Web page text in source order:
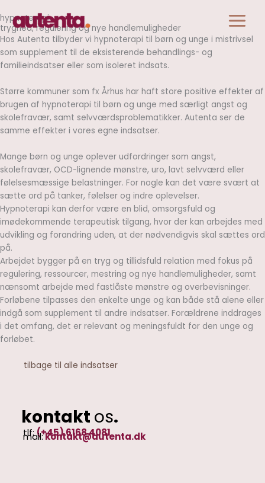
to
content
hypnoterapi.
tryghed, regulering og nye handlemuligheder
Hos Autenta tilbyder vi hypnoterapi til børn og unge i mistrivsel
som supplement til de eksisterende behandlings- og
familieindsatser eller som isoleret indsats.
Større kommuner som fx Århus har haft store positive effekter af
brugen af hypnoterapi til børn og unge med særligt angst og
skolefravær, samt selvværdsproblematikker. Autenta ser de
samme effekter i vores egne indsatser.
Mange børn og unge oplever udfordringer som angst,
skolefravær, OCD-lignende mønstre, uro, lavt selvværd eller
følelsesmæssige belastninger. For nogle kan det være svært at
sætte ord på tanker, følelser og indre oplevelser.
Hypnoterapi kan derfor være en blid, omsorgsfuld og
imødekommende terapeutisk tilgang, hvor der kan arbejdes med
udvikling og forandring uden, at der nødvendigvis skal sættes ord
på.
Arbejdet bygger på en tryg og tillidsfuld relation med fokus på
regulering, ressourcer, mestring og nye handlemuligheder, samt
nænsomt arbejde med fastlåste mønstre og overbevisninger.
Forløbene tilpasses den enkelte unge og kan både stå alene eller
indgå som supplement til andre indsatser. Forældrene inddrages
i det omfang, det er relevant og meningsfuldt for den unge og
forløbet.
tilbage til alle indsatser
kontakt os.
tlf:(+45) 6168 4081​
mail:kontakt@autenta.dk​​